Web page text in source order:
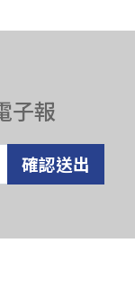
子報
確認送出